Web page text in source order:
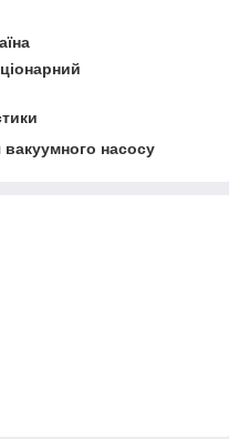
вакуумного насосу